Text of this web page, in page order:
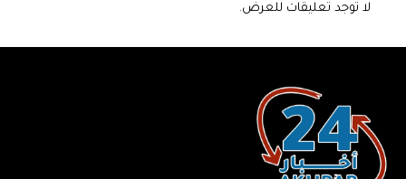
لا توجد تعليقات للعرض.